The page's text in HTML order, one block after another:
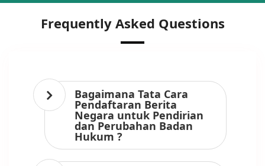
Frequently Asked Questions
Bagaimana Tata Cara
Pendaftaran Berita
Negara untuk Pendirian
dan Perubahan Badan
Hukum ?